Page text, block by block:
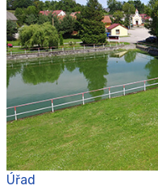
Úřad